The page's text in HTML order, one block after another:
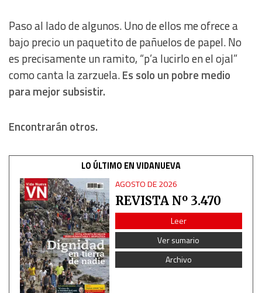
Paso al lado de algunos. Uno de ellos me ofrece a
bajo precio un paquetito de pañuelos de papel. No
es precisamente un ramito, “p’a lucirlo en el ojal”
como canta la zarzuela.Es solo un pobre medio
para mejor subsistir.
Encontrarán otros.
LO ÚLTIMO EN VIDANUEVA
AGOSTO DE 2026
REVISTA Nº 3.470
Leer
Ver sumario
Archivo